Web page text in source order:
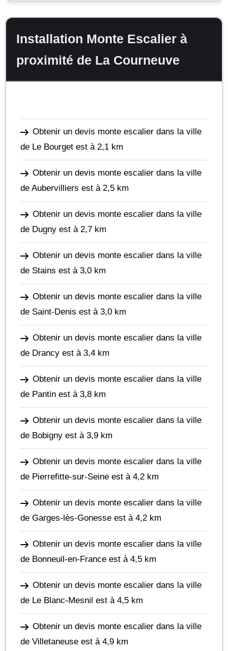
Installation Monte Escalier à
proximité de La Courneuve
Obtenir un devis monte escalier dans la ville
de Le Bourget est à 2,1 km
Obtenir un devis monte escalier dans la ville
de Aubervilliers est à 2,5 km
Obtenir un devis monte escalier dans la ville
de Dugny est à 2,7 km
Obtenir un devis monte escalier dans la ville
de Stains est à 3,0 km
Obtenir un devis monte escalier dans la ville
de Saint-Denis est à 3,0 km
Obtenir un devis monte escalier dans la ville
de Drancy est à 3,4 km
Obtenir un devis monte escalier dans la ville
de Pantin est à 3,8 km
Obtenir un devis monte escalier dans la ville
de Bobigny est à 3,9 km
Obtenir un devis monte escalier dans la ville
de Pierrefitte-sur-Seine est à 4,2 km
Obtenir un devis monte escalier dans la ville
de Garges-lès-Gonesse est à 4,2 km
Obtenir un devis monte escalier dans la ville
de Bonneuil-en-France est à 4,5 km
Obtenir un devis monte escalier dans la ville
de Le Blanc-Mesnil est à 4,5 km
Obtenir un devis monte escalier dans la ville
de Villetaneuse est à 4,9 km